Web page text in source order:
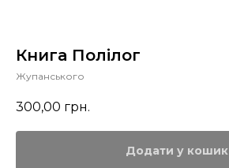
Книга Полiлог
Жупанського
300,00 грн.
Додати у кошик